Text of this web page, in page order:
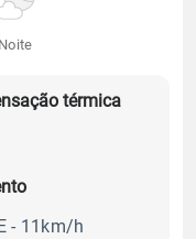
Noite
térmica
- 11km/h